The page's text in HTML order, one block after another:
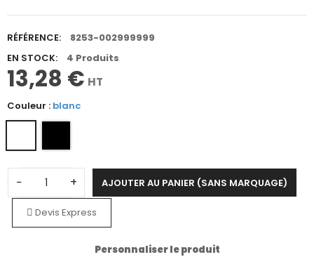
RÉFÉRENCE:
8253-002999999
EN STOCK:
4 Produits
13,28 € HT
Couleur : blanc
− + AJOUTER AU PANIER (SANS MARQUAGE)
Devis Express
Personnaliser le produit